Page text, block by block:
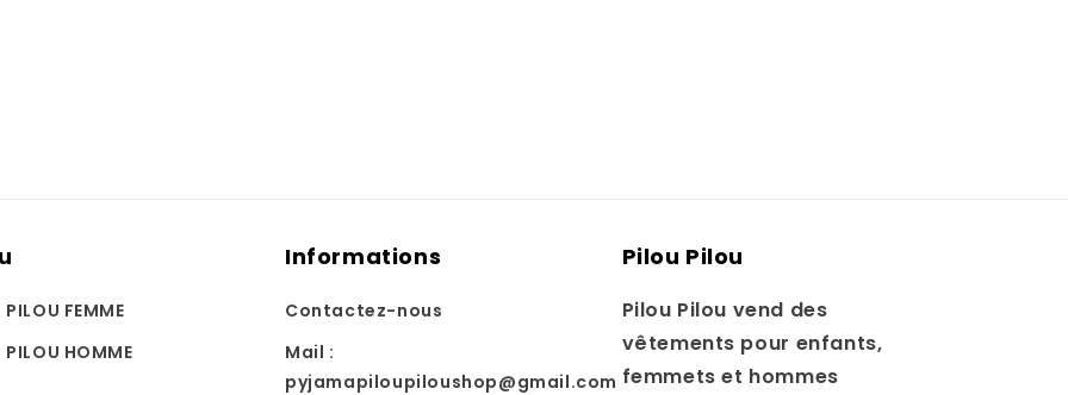
PILOU FEMME
PILOU HOMME
Informations
Contactez-nous
Mail :
pyjamapiloupiloushop@gmail.com
Pilou Pilou
Pilou Pilou vend des
vêtements pour enfants,
femmets et hommes